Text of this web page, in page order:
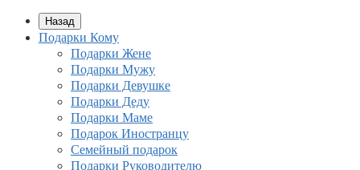
Назад
Подарки Кому
Подарки Жене
Подарки Мужу
Подарки Девушке
Подарки Деду
Подарки Маме
Подарок Иностранцу
Семейный подарок
Подарки Руководителю